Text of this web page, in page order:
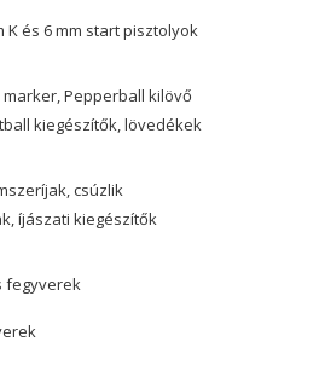
K és 6 mm start pisztolyok
Pepperball kilövő
kiegészítők, lövedékek
csúzlik
íjászati kiegészítők
fegyverek